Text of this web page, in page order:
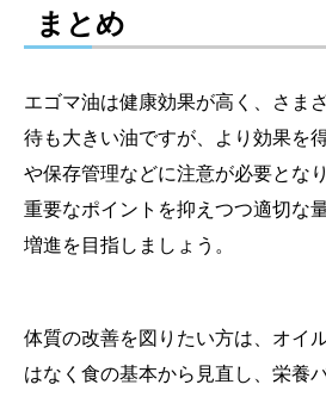
まとめ
エゴマ油は健康効果が高く、さま
待も大きい油ですが、より効果を
や保存管理などに注意が必要とな
重要なポイントを抑えつつ適切な
増進を目指しましょう。
体質の改善を図りたい方は、オイ
はなく食の基本から見直し、栄養